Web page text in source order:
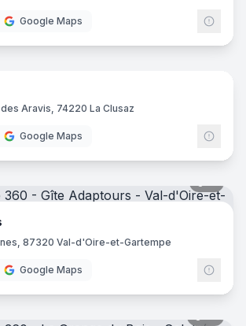
Google Maps
19
des Aravis, 74220 La Clusaz
Google Maps
87320 Val-d'Oire-et-Gartempe
Google Maps